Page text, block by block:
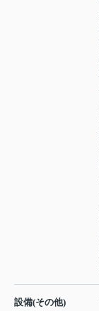
設備(その他)